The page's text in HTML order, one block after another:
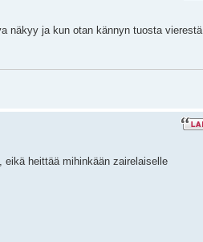
näkyy ja kun otan kännyn tuosta vierestä
heittää mihinkään zairelaiselle